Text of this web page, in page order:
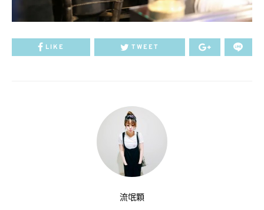
LIKE TWEET
流氓顆